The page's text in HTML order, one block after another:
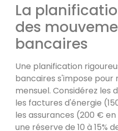
La
des
bancaires
Une planification
bancaires s'impose
mensuel. Considérez les
les factures d'énergie
les assurances (200 €
une réserve de 10 à 15%